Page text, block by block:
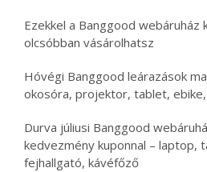
Ezekkel a Banggood webáruház
olcsóbban vásárolhatsz
Hóvégi Banggood leárazások
okosóra, projektor, tablet,
Durva júliusi Banggood
kedvezmény kuponnal – laptop,
fejhallgató, kávéfőző